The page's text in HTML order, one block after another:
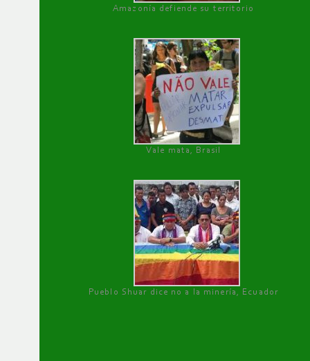
Amazonía defiende su territorio
Vale mata, Brasil
Pueblo Shuar dice no a la minería, Ecuador